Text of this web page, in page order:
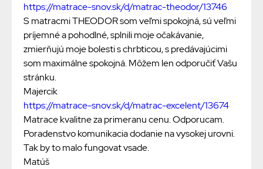
https://matrace-snov.sk/d/matrac-theodor/13746
S matracmi THEODOR som veľmi spokojná, sú veľmi
príjemné a pohodlné, splnili moje očakávanie,
zmierňujú moje bolesti s chrbticou, s predávajúcimi
som maximálne spokojná. Môžem len odporučiť Vašu
stránku.
Majercik
https://matrace-snov.sk/d/matrac-excelent/13674
Matrace kvalitne za primeranu cenu. Odporucam.
Poradenstvo komunikacia dodanie na vysokej urovni.
Tak by to malo fungovat vsade.
Matúš